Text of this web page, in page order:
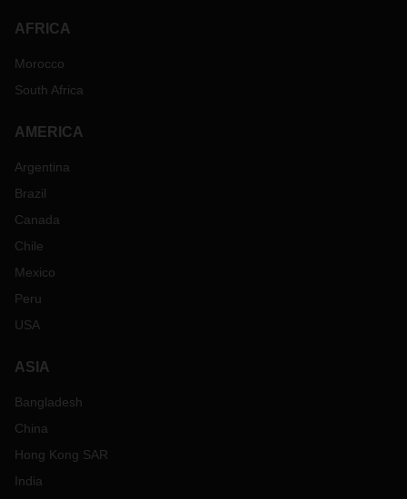
AFRICA
Morocco
South Africa
AMERICA
Argentina
Brazil
Canada
Chile
Mexico
Peru
USA
ASIA
Bangladesh
China
Hong Kong SAR
India